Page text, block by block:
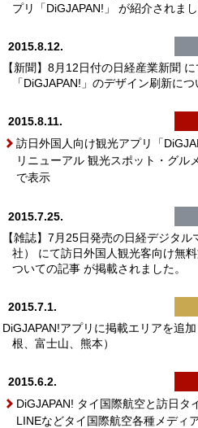
プリ「DiGJAPAN!」 が紹介されまし
2015.8.12.
【新聞】8月12日付の日経産業新聞
「DiGJAPAN!」のデザイン刷新に
2015.8.11.
訪日外国人向け観光アプリ「
リニューアル 観光スポット・グル
で表示
2015.7.25.
【雑誌】7月25日発売の日経デジタ
社） にて訪日外国人観光客向け無
ついての記事 が掲載されました。
2015.7.1.
DiGJAPAN!アプリに掲載エリアを追
根、富士山、熊本）
2015.6.2.
DiGJAPAN! タイ国際航空と訪日タ
LINEなどタイ国際航空各種メディ